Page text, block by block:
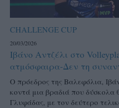
CHALLENGE CUP
20/03/2026
Ιβάνο Αντζέλι στο
ατμόσφαιρα-Δεν τη
Ο πρόεδρος της Βαλεφόλια,
κοντά μια βραδιά που δύσκολα
Γλυφάδας, με τον δεύτερο